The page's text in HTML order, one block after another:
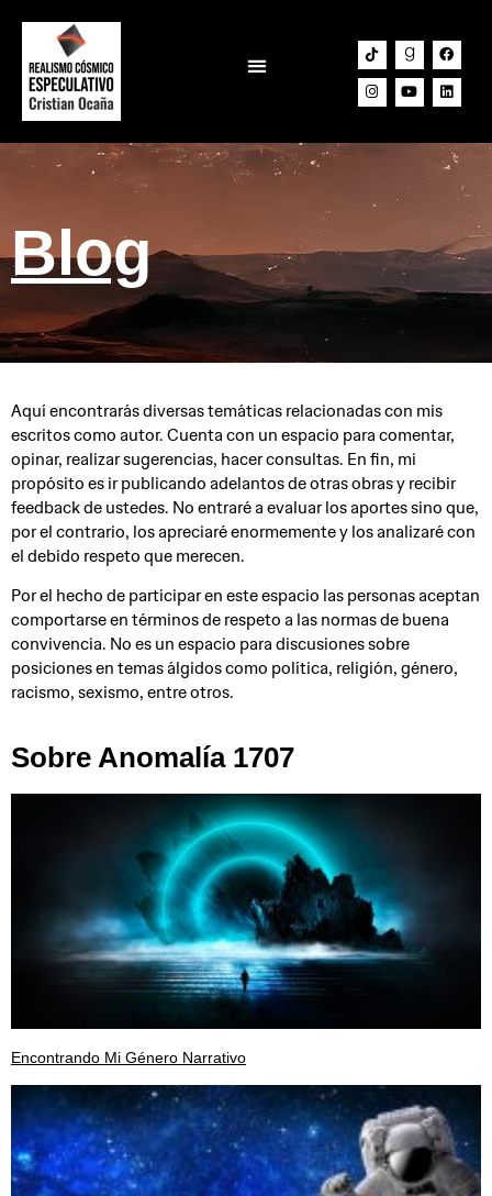
Blog
Aquí encontrarás diversas temáticas relacionadas con mis
escritos como autor. Cuenta con un espacio para comentar,
opinar, realizar sugerencias, hacer consultas. En fin, mi
propósito es ir publicando adelantos de otras obras y recibir
feedback de ustedes. No entraré a evaluar los aportes sino que,
por el contrario, los apreciaré enormemente y los analizaré con
el debido respeto que merecen.
Por el hecho de participar en este espacio las personas aceptan
comportarse en términos de respeto a las normas de buena
convivencia. No es un espacio para discusiones sobre
posiciones en temas álgidos como política, religión, género,
racismo, sexismo, entre otros.
Sobre Anomalía 1707
Encontrando Mi Género Narrativo